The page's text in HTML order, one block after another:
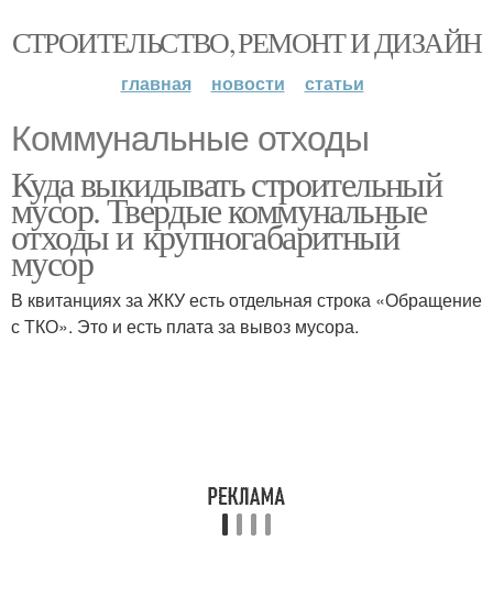
СТРОИТЕЛЬСТВО, РЕМОНТ И ДИЗАЙН
главная новости статьи
Коммунальные отходы
Куда выкидывать строительный
мусор. Твердые коммунальные
отходы и крупногабаритный
мусор
В квитанциях за ЖКУ есть отдельная строка «Обращение
с ТКО». Это и есть плата за вывоз мусора.